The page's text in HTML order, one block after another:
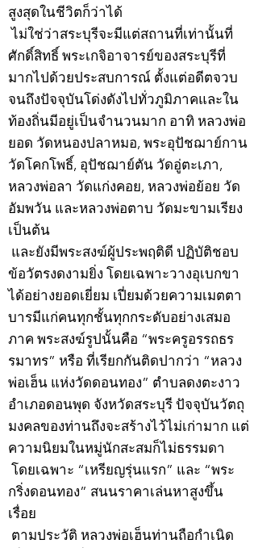
สูงสุดในชีวิตก็ว่าได้
ไม่ใช่ว่าสระบุรีจะมีแต่สถานที่เท่านั้นที่
ศักดิ์สิทธิ์ พระเกจิอาจารย์ของสระบุรีที่
มากไปด้วยประสบการณ์ ตั้งแต่อดีตจวบ
จนถึงปัจจุบันโด่งดังไปทั่วภูมิภาคและใน
ท้องถิ่นมีอยู่เป็นจำนวนมาก อาทิ หลวงพ่อ
ยอด วัดหนองปลาหมอ, พระอุปัชฌาย์กาน
วัดโคกโพธิ์, อุปัชฌาย์ตัน วัดอู่ตะเภา,
หลวงพ่อลา วัดแก่งคอย, หลวงพ่อย้อย วัด
อัมพวัน และหลวงพ่อตาบ วัดมะขามเรียง
เป็นต้น
และยังมีพระสงฆ์ผู้ประพฤติดี ปฏิบัติชอบ
ข้อวัตรงดงามยิ่ง โดยเฉพาะวางอุเบกขา
ได้อย่างยอดเยี่ยม เปี่ยมด้วยความเมตตา
บารมีแก่คนทุกชั้นทุกกระดับอย่างเสมอ
ภาค พระสงฆ์รูปนั้นคือ “พระครูอรรถธร
รมาทร” หรือ ที่เรียกกันติดปากว่า “หลวง
พ่อเฮ็น แห่งวัดดอนทอง” ตำบลดงตะงาว
อำเภอดอนพุด จังหวัดสระบุรี ปัจจุบันวัตถุ
มงคลของท่านถึงจะสร้างไว้ไม่เก่ามาก แต่
ความนิยมในหมู่นักสะสมก็ไม่ธรรมดา
โดยเฉพาะ “เหรียญรุ่นแรก” และ “พระ
กริ่งดอนทอง” สนนราคาเล่นหาสูงขึ้น
เรื่อย
ตามประวัติ หลวงพ่อเฮ็นท่านถือกำเนิด